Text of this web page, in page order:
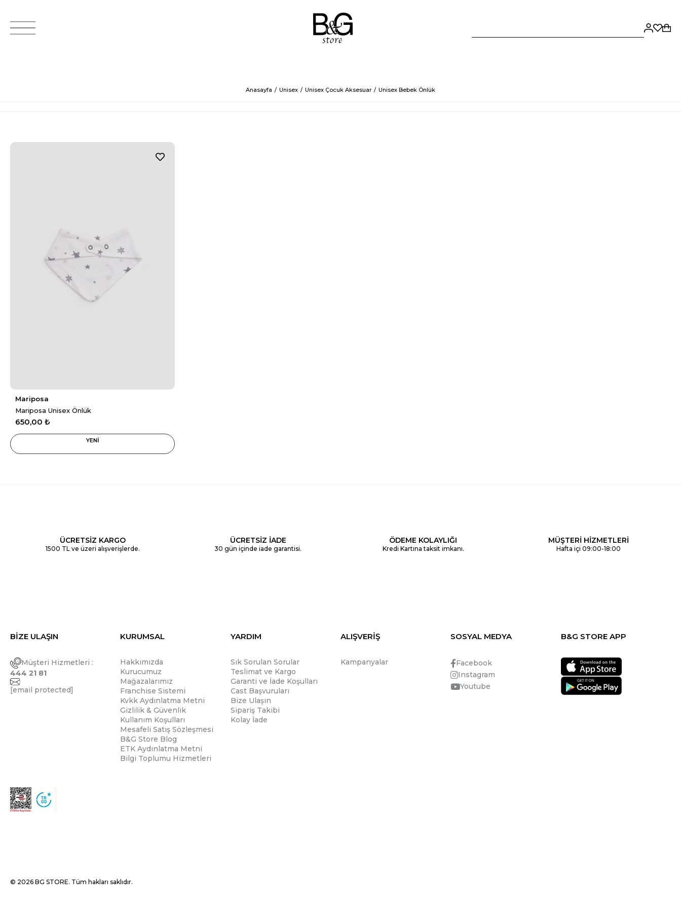
Anasayfa Unisex Unisex Çocuk Aksesuar Unisex Bebek Önlük
Mariposa
Mariposa Unisex Önlük
650,00 ₺
YENİ
ÜCRETSİZ KARGO
1500 TL ve üzeri alışverişlerde.
ÜCRETSİZ İADE
30 gün içinde iade garantisi.
ÖDEME KOLAYLIĞI
Kredi Kartına taksit imkanı.
MÜŞTERİ HİZMETLERİ
Hafta içi 09:00-18:00
BİZE ULAŞIN
Müşteri Hizmetleri :
444 21 81
[email protected]
KURUMSAL
Hakkımızda
Kurucumuz
Mağazalarımız
Franchise Sistemi
Kvkk Aydınlatma Metni
Gizlilik & Güvenlik
Kullanım Koşulları
Mesafeli Satış Sözleşmesi
B&G Store Blog
ETK Aydınlatma Metni
Bilgi Toplumu Hizmetleri
YARDIM
Sık Sorulan Sorular
Teslimat ve Kargo
Garanti ve İade Koşulları
Cast Başvuruları
Bize Ulaşın
Sipariş Takibi
Kolay İade
ALIŞVERİŞ
Kampanyalar
SOSYAL MEDYA
Facebook
Instagram
Youtube
B&G STORE APP
© 2026 BG STORE. Tüm hakları saklıdır.